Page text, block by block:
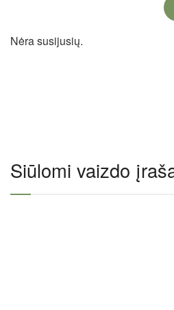
Nėra susijusių.
Siūlomi vaizdo